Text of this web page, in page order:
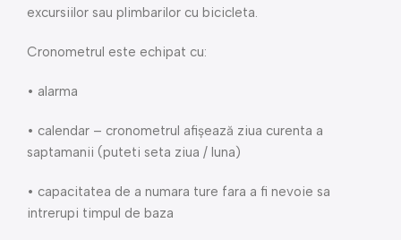
excursiilor sau plimbarilor cu bicicleta.
Cronometrul este echipat cu:
• alarma
• calendar – cronometrul afișează ziua curenta a
saptamanii (puteti seta ziua / luna)
• capacitatea de a numara ture fara a fi nevoie sa
intrerupi timpul de baza